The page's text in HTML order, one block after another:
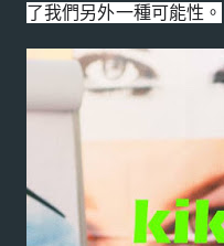
了我們另外一種可能性。